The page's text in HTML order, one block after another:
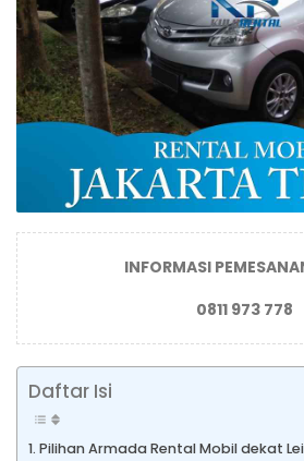
INFORMASI
0811 973 778
Daftar Isi
Pilihan Armada Rental Mobil dekat